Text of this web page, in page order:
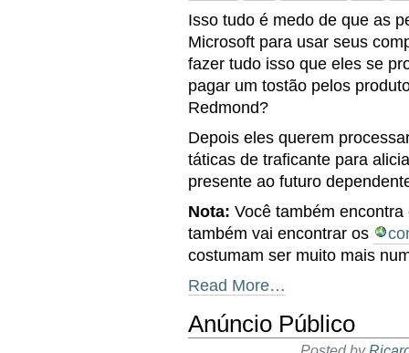
Isso tudo é medo de que as
Microsoft para usar seus
fazer tudo isso que eles se
pagar um tostão pelos
Redmond?
Depois eles querem
táticas de traficante para
presente ao futuro
Nota: Você também
também vai encontrar os
costumam ser muito mais
Read More…
Anúncio Público